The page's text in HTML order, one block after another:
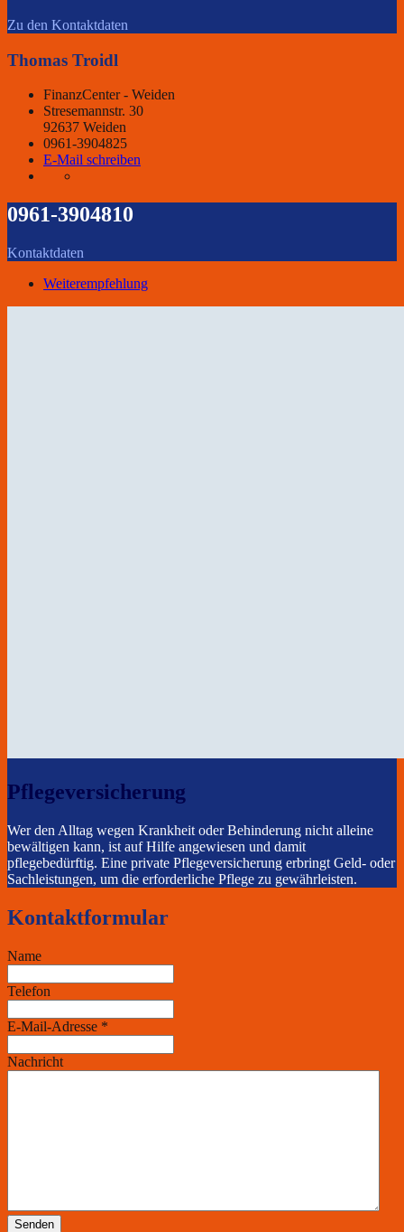
Zu den Kontaktdaten
Thomas Troidl
FinanzCenter - Weiden
Stresemannstr. 30
92637 Weiden
0961-3904825
E-Mail schreiben
0961-3904810
Kontaktdaten
Weiterempfehlung
Pflegeversicherung
Wer den Alltag wegen Krankheit oder Behinderung nicht alleine
bewältigen kann, ist auf Hilfe angewiesen und damit
pflegebedürftig. Eine private Pflegeversicherung erbringt Geld- oder
Sachleistungen, um die erforderliche Pflege zu gewährleisten.
Kontaktformular
Name
Telefon
E-Mail-Adresse *
Nachricht
Senden